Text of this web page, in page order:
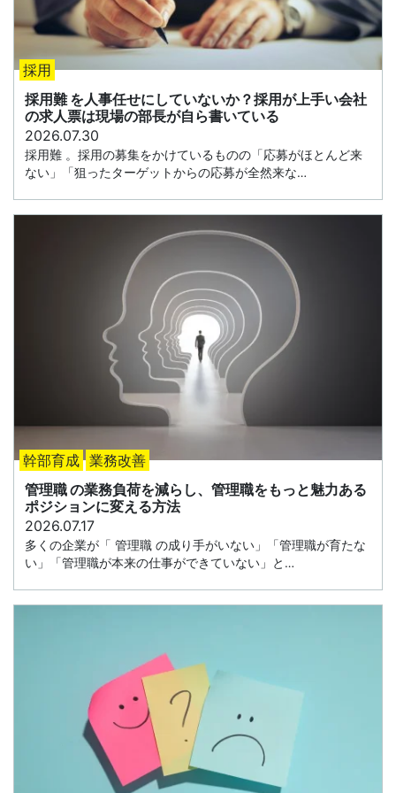
採用
採用難 を人事任せにしていないか？採用が上手い会社
の求人票は現場の部長が自ら書いている
2026.07.30
採用難 。採用の募集をかけているものの「応募がほとんど来
ない」「狙ったターゲットからの応募が全然来な…
幹部育成 業務改善
管理職 の業務負荷を減らし、管理職をもっと魅力ある
ポジションに変える方法
2026.07.17
多くの企業が「 管理職 の成り手がいない」「管理職が育たな
い」「管理職が本来の仕事ができていない」と…